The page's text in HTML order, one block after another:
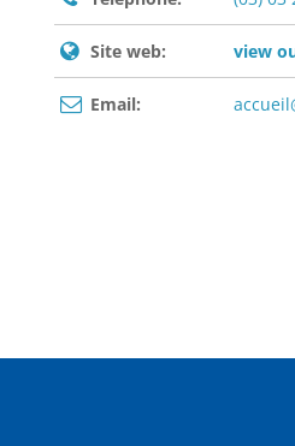
Site web: view
Email: